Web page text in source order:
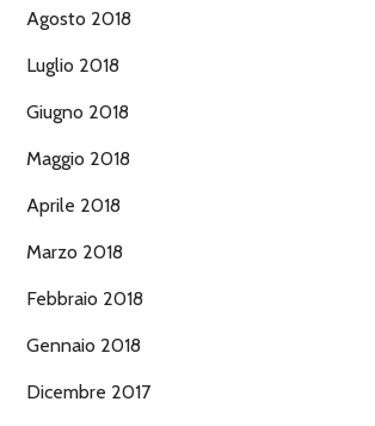
Agosto 2018
Luglio 2018
Giugno 2018
Maggio 2018
Aprile 2018
Marzo 2018
Febbraio 2018
Gennaio 2018
Dicembre 2017